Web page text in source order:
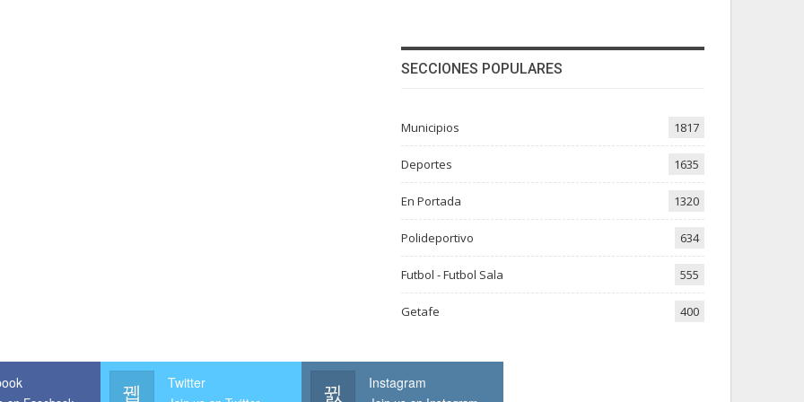
SECCIONES POPULARES
Municipios 1817
Deportes 1635
En Portada 1320
Polideportivo 634
Futbol - Futbol Sala 555
Getafe 400
Twitter Instagram